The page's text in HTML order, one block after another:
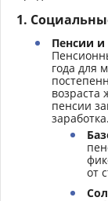
1.
Пенсии
года для
возраста
пенсии
заработка.
от